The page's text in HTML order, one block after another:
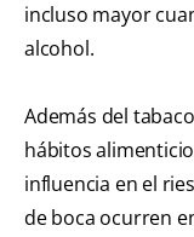
incluso mayor
alcohol.
Además del
hábitos
influencia en el
de boca ocurren